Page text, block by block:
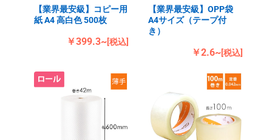
【業界最安級】コピー用
紙 A4 高白色 500枚
￥399.3~[税込]
【業界最安級】OPP袋
A4サイズ（テープ付
き）
￥2.6~[税込]